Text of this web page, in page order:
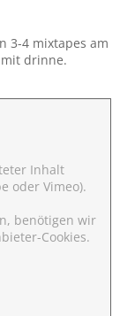
3-4 mixtapes am
drinne.
Inhalt
oder Vimeo).
benötigen wir
Cookies.